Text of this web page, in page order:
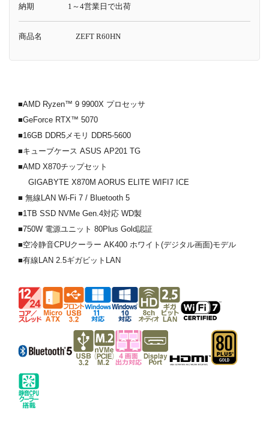
納期 1～4営業日で出荷
商品名 ZEFT R60HN
■AMD Ryzen™ 9 9900X プロセッサ
■GeForce RTX™ 5070
■16GB DDR5メモリ DDR5-5600
■キューブケース ASUS AP201 TG
■AMD X870チップセット
GIGABYTE X870M AORUS ELITE WIFI7 ICE
■ 無線LAN Wi-Fi 7 / Bluetooth 5
■1TB SSD NVMe Gen.4対応 WD製
■750W 電源ユニット 80Plus Gold認証
■空冷静音CPUクーラー AK400 ホワイト(デジタル画面)モデル
■有線LAN 2.5ギガビットLAN